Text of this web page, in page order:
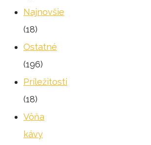
Najnovšie
(18)
Ostatné
(196)
Príležitosti
(18)
Vôňa
kávy